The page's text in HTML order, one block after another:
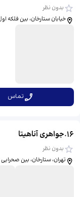
بدون نظر
خیابان ستارخان، بین فلکه
تماس
16
.جواهری آناهیتا
بدون نظر
تهران، ستارخان، بین